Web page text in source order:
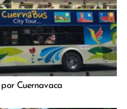
Cuernavaca